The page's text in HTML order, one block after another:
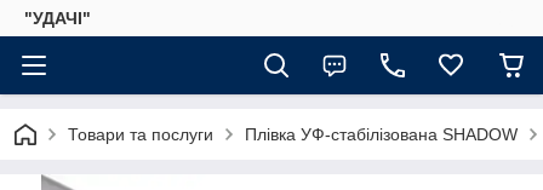
"УДАЧІ"
Товари та послуги Плівка УФ-стабілізована SHADOW